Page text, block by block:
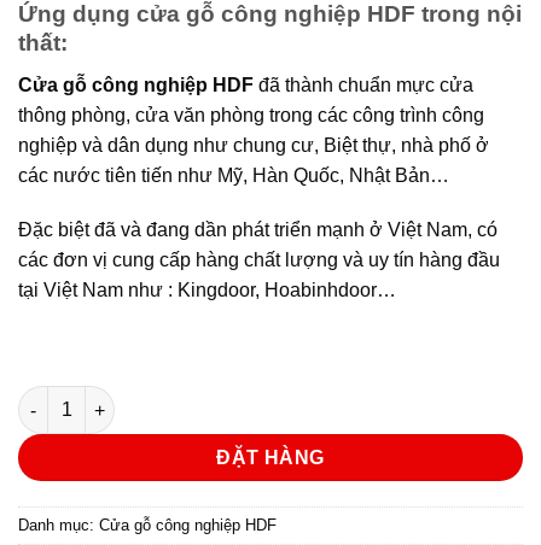
Ứng dụng cửa gỗ công nghiệp HDF trong nội
thất:
Cửa gỗ công nghiệp HDF đã thành chuẩn mực cửa
thông phòng, cửa văn phòng trong các công trình công
nghiệp và dân dụng như chung cư, Biệt thự, nhà phố ở
các nước tiên tiến như Mỹ, Hàn Quốc, Nhật Bản…
Đặc biệt đã và đang dần phát triển mạnh ở Việt Nam, có
các đơn vị cung cấp hàng chất lượng và uy tín hàng đầu
tại Việt Nam như : Kingdoor, Hoabinhdoor…
CỬA GỖ CÔNG NGHIỆP HDF KD.P1R5-C2 | Hoabinhdoor số
ĐẶT HÀNG
Danh mục: Cửa gỗ công nghiệp HDF